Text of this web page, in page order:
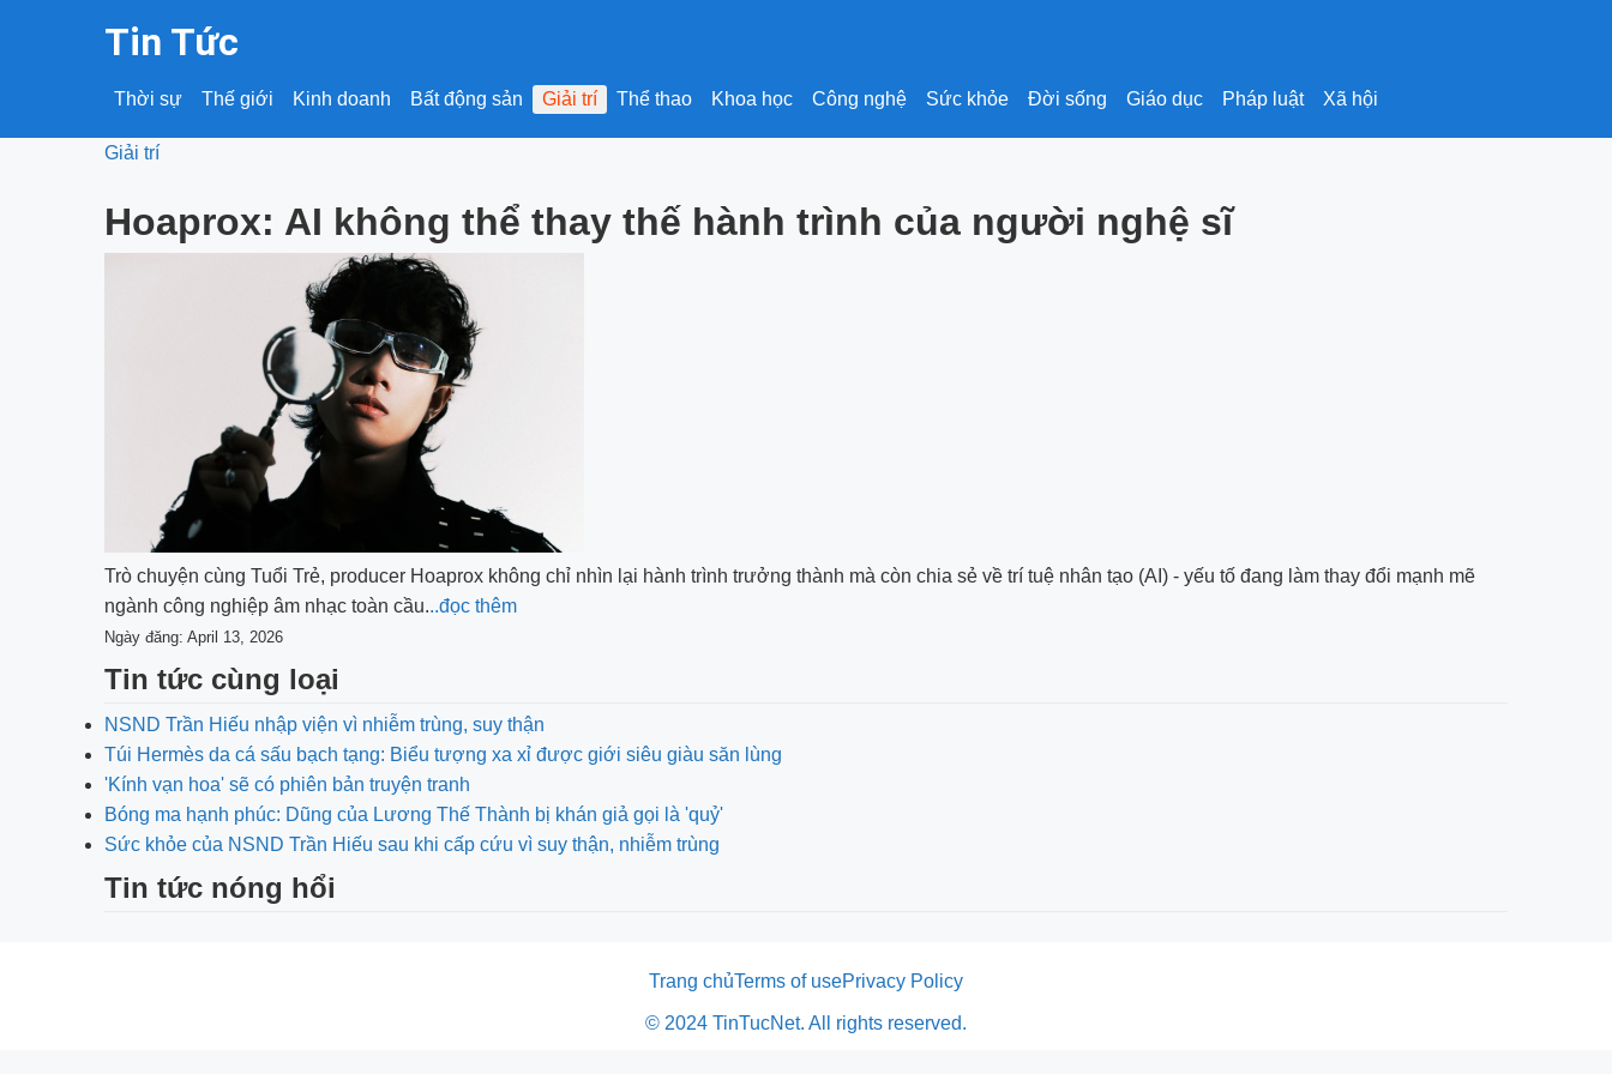
Tin Tức
Thời sự Thế giới Kinh doanh Bất động sản Giải trí Thể thao Khoa học Công nghệ Sức khỏe Đời sống Giáo dục Pháp luật Xã hội
Giải trí
Hoaprox: AI không thể thay thế hành trình của người nghệ sĩ
Trò chuyện cùng Tuổi Trẻ, producer Hoaprox không chỉ nhìn lại hành trình trưởng thành mà còn chia sẻ về trí tuệ nhân tạo (AI) - yếu tố đang làm thay đổi mạnh mẽ
ngành công nghiệp âm nhạc toàn cầu...đọc thêm
Ngày đăng: April 13, 2026
Tin tức cùng loại
NSND Trần Hiếu nhập viện vì nhiễm trùng, suy thận
Túi Hermès da cá sấu bạch tạng: Biểu tượng xa xỉ được giới siêu giàu săn lùng
'Kính vạn hoa' sẽ có phiên bản truyện tranh
Bóng ma hạnh phúc: Dũng của Lương Thế Thành bị khán giả gọi là 'quỷ'
Sức khỏe của NSND Trần Hiếu sau khi cấp cứu vì suy thận, nhiễm trùng
Tin tức nóng hổi
Trang chủTerms of usePrivacy Policy
© 2024 TinTucNet. All rights reserved.